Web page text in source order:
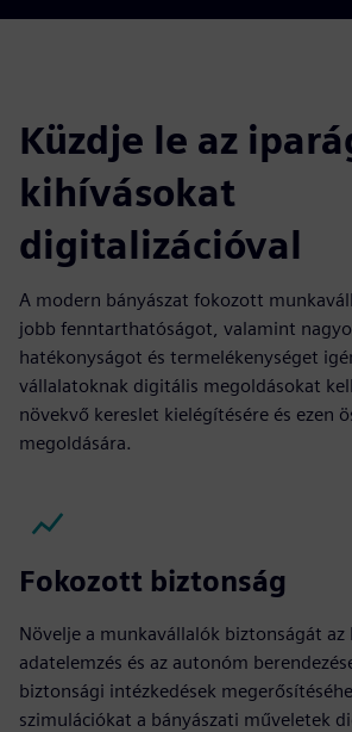
Küzdje le az
kihívásokat
digitalizációval
A modern bányászat fokozott
jobb fenntarthatóságot, valamint
hatékonyságot és termelékenységet
vállalatoknak digitális megoldásokat
növekvő kereslet kielégítésére és ezen
megoldására.
Fokozott biztonság
Növelje a munkavállalók biztonságát az
adatelemzés és az autonóm
biztonsági intézkedések
szimulációkat a bányászati műveletek